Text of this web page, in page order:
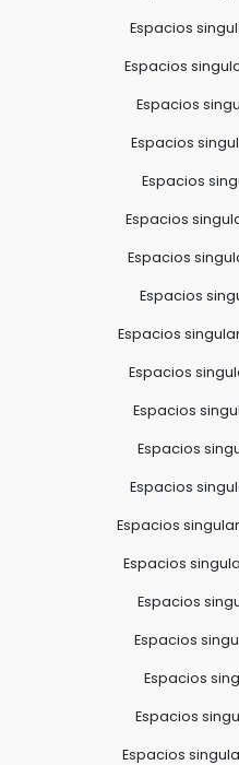
Espacios
Espacios
Espacios
Espacios
Espacios
Espacios
Espacios
Espacios
Espacios
Espacios
Espacios
Espacios
Espacios
Espacios
Espacios
Espacios
Espacios
Espacios
Espacios
Espacios